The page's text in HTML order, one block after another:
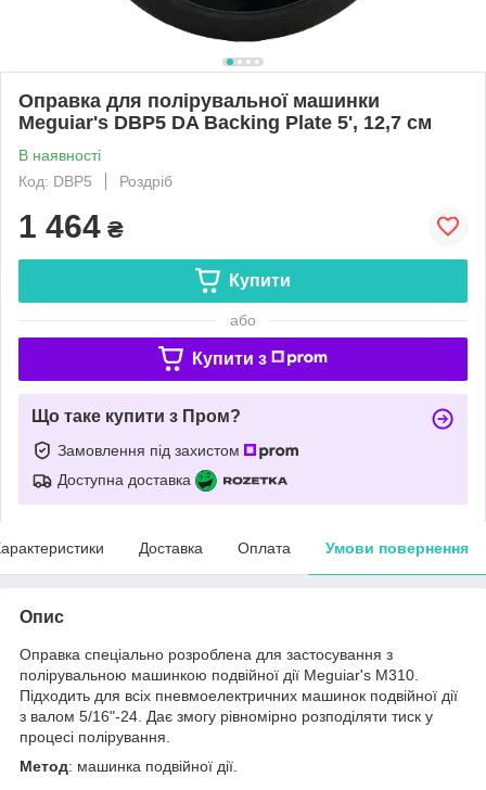
Оправка для полірувальної машинки
Meguiar's DBP5 DA Backing Plate 5', 12,7 см
В наявності
Код: DBP5
Роздріб
1 464 ₴
Купити
або
Купити з
Що таке купити з Пром?
Замовлення під захистом
Доступна доставка
Доставка Оплата Умови повернення
Опис
Оправка спеціально розроблена для застосування з
полірувальною машинкою подвійної дії Meguiar's M310.
Підходить для всіх пневмоелектричних машинок подвійної дії
з валом 5/16"-24. Дає змогу рівномірно розподіляти тиск у
процесі полірування.
Метод: машинка подвійної дії.